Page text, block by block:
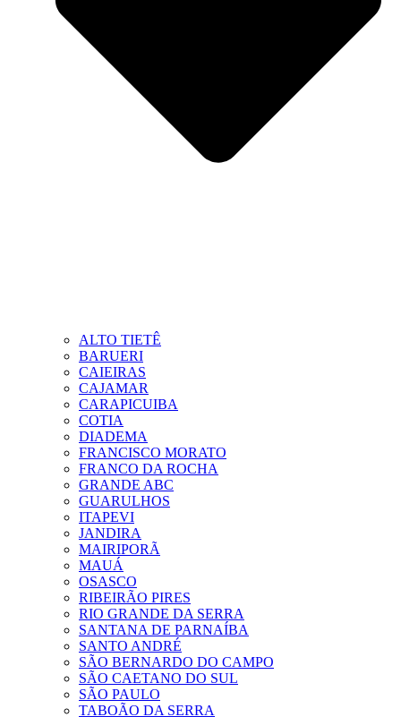
ALTO TIETÊ
BARUERI
CAIEIRAS
CAJAMAR
CARAPICUIBA
COTIA
DIADEMA
FRANCISCO MORATO
FRANCO DA ROCHA
GRANDE ABC
GUARULHOS
ITAPEVI
JANDIRA
MAIRIPORÃ
MAUÁ
OSASCO
RIBEIRÃO PIRES
RIO GRANDE DA SERRA
SANTANA DE PARNAÍBA
SANTO ANDRÉ
SÃO BERNARDO DO CAMPO
SÃO CAETANO DO SUL
SÃO PAULO
TABOÃO DA SERRA